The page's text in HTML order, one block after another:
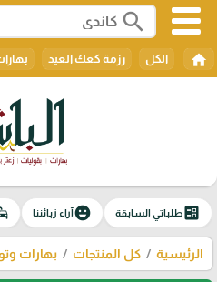
search
home الكل رزمة كعك العيد
ballotطلباتي السابقة emoji_emotionsآراء زبائننا
الرئيسية كل المنتجات بهارات